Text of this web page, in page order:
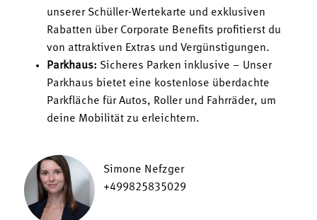
unserer Schüller-Wertekarte und exklusiven
Rabatten über Corporate Benefits profitierst du
von attraktiven Extras und Vergünstigungen.
Parkhaus: Sicheres Parken inklusive – Unser
Parkhaus bietet eine kostenlose überdachte
Parkfläche für Autos, Roller und Fahrräder, um
deine Mobilität zu erleichtern.
Simone Nefzger
+499825835029